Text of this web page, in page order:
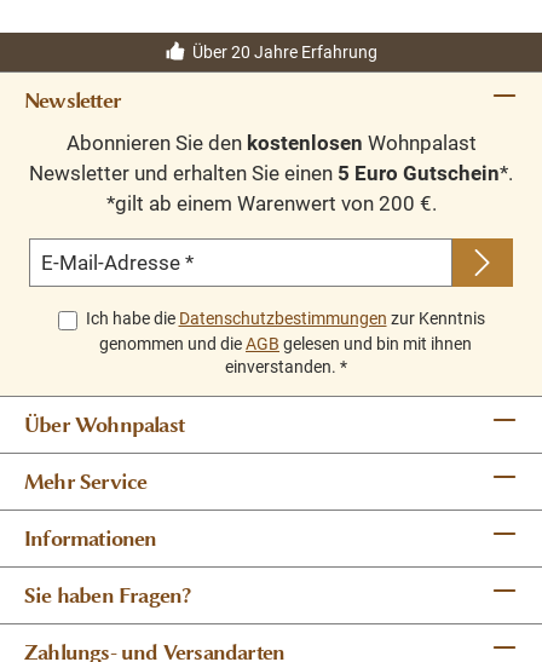
Über 20 Jahre Erfahrung
Newsletter
Abonnieren Sie den kostenlosen Wohnpalast
Newsletter und erhalten Sie einen 5 Euro Gutschein*.
*gilt ab einem Warenwert von 200 €.
E-Mail-Adresse *
Ich habe die Datenschutzbestimmungen zur Kenntnis
genommen und dieAGB gelesen und bin mit ihnen
einverstanden. *
Über Wohnpalast
Mehr Service
Informationen
Sie haben Fragen?
Zahlungs- und Versandarten